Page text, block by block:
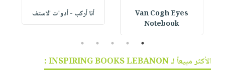
Van Cogh Eyes
Notebook
أنا أركب - أدوات الاستف
1
2
3
4
5
الأكثر مبيعاً لـ INSPIRING BOOKS LEBANON :